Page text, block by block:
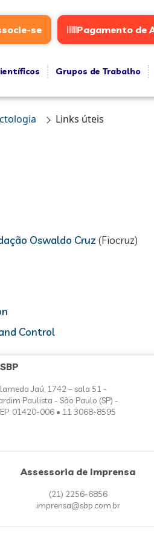
se Pagamento de
Grupos de Trabalho
Links úteis
Oswaldo Cruz (Fiocruz)
Control
Jaú, 1742 – sala 51 -
Paulista - São Paulo (SP) -
01420-006 • 11 3068-8595
Assessoria de Imprensa
(21) 2256-6856
imprensa@sbp.com.br